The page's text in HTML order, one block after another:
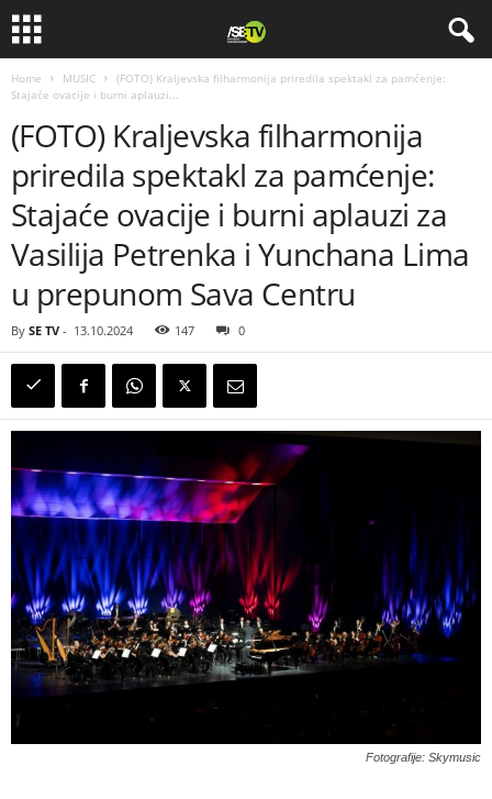
Home MUSIC
(FOTO) Kraljevska filharmonija priredila spektakl za pamćenje:
Stajaće ovacije i burni aplauzi...
(FOTO) Kraljevska filharmonija
priredila spektakl za pamćenje:
Stajaće ovacije i burni aplauzi za
Vasilija Petrenka i Yunchana Lima
u prepunom Sava Centru
By SE TV - 13.10.2024 147 0
Fotografije: Skymusic